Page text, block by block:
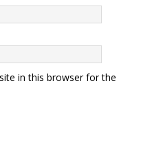
in this browser for the